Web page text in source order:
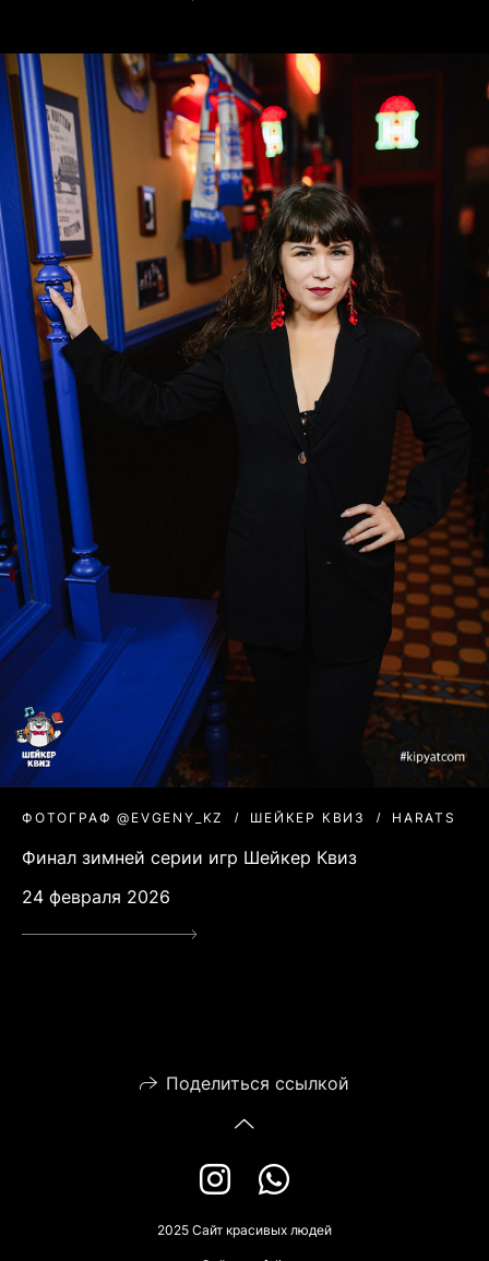
ФОТОГРАФ @EVGENY_KZ ШЕЙКЕР КВИЗ HARATS
Финал зимней серии игр Шейкер Квиз
24 февраля 2026
Поделиться ссылкой
2025 Сайт красивых людей